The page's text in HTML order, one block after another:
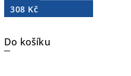
308 Kč
Do košíku